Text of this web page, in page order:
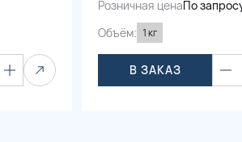
Розничная ценаПо
Объём: 1 кг
В ЗАКАЗ